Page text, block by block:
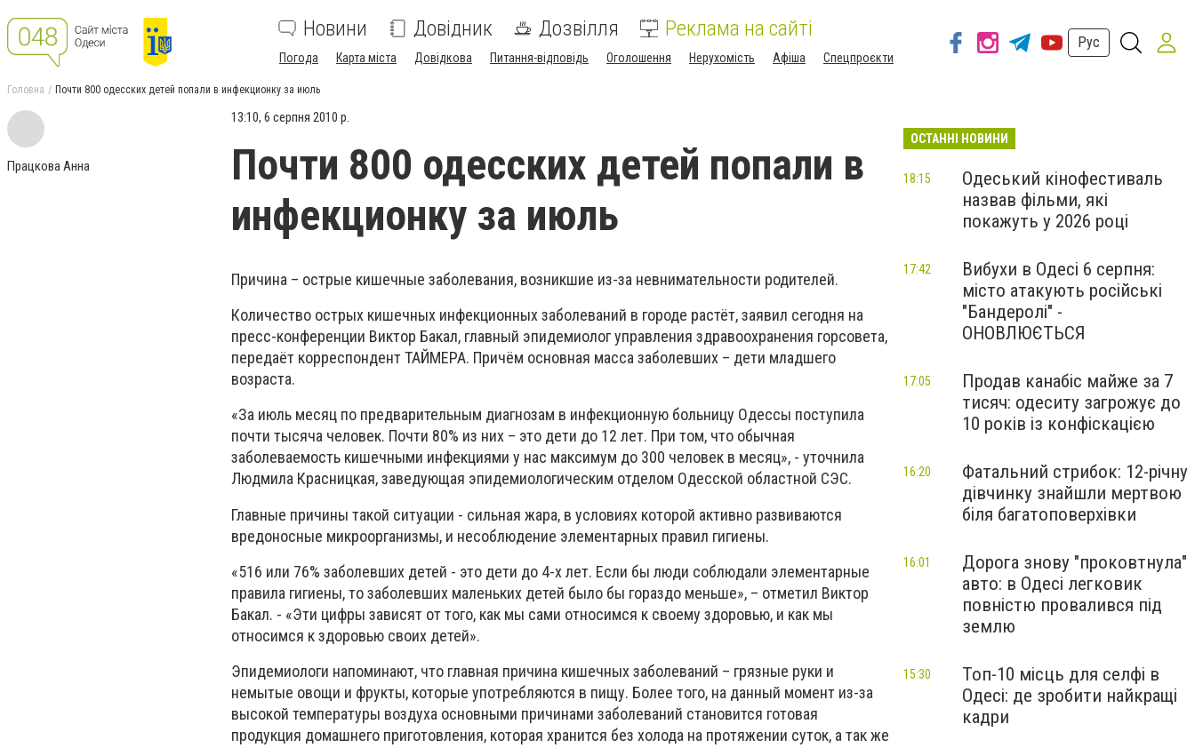
Новини Довідник Дозвілля Реклама на сайті
Погода Карта міста Довідкова Питання-відповідь Оголошення Нерухомість Афіша Спецпроєкти
Рус
Головна Почти 800 одесских детей попали в инфекционку за июль
Працкова Анна
13:10, 6 серпня 2010 р.
Почти 800 одесских детей попали в
инфекционку за июль
Причина – острые кишечные заболевания, возникшие из-за невнимательности родителей.
Количество острых кишечных инфекционных заболеваний в городе растёт, заявил сегодня на
пресс-конференции Виктор Бакал, главный эпидемиолог управления здравоохранения горсовета,
передаёт корреспондент ТАЙМЕРА. Причём основная масса заболевших – дети младшего
возраста.
«За июль месяц по предварительным диагнозам в инфекционную больницу Одессы поступила
почти тысяча человек. Почти 80% из них – это дети до 12 лет. При том, что обычная
заболеваемость кишечными инфекциями у нас максимум до 300 человек в месяц», - уточнила
Людмила Красницкая, заведующая эпидемиологическим отделом Одесской областной СЭС.
Главные причины такой ситуации - сильная жара, в условиях которой активно развиваются
вредоносные микроорганизмы, и несоблюдение элементарных правил гигиены.
«516 или 76% заболевших детей - это дети до 4-х лет. Если бы люди соблюдали элементарные
правила гигиены, то заболевших маленьких детей было бы гораздо меньше», – отметил Виктор
Бакал. - «Эти цифры зависят от того, как мы сами относимся к своему здоровью, и как мы
относимся к здоровью своих детей».
Эпидемиологи напоминают, что главная причина кишечных заболеваний – грязные руки и
немытые овощи и фрукты, которые употребляются в пищу. Более того, на данный момент из-за
высокой температуры воздуха основными причинами заболеваний становится готовая
продукция домашнего приготовления, которая хранится без холода на протяжении суток, а так же
ОСТАННІ НОВИНИ
Одеський кінофестиваль
назвав фільми, які
покажуть у 2026 році
18:15
Вибухи в Одесі 6 серпня:
місто атакують російські
"Бандеролі" -
ОНОВЛЮЄТЬСЯ
17:42
Продав канабіс майже за 7
тисяч: одеситу загрожує до
10 років із конфіскацією
17:05
Фатальний стрибок: 12-річну
дівчинку знайшли мертвою
біля багатоповерхівки
16:20
Дорога знову "проковтнула"
авто: в Одесі легковик
повністю провалився під
землю
16:01
Топ-10 місць для селфі в
Одесі: де зробити найкращі
кадри
15:30